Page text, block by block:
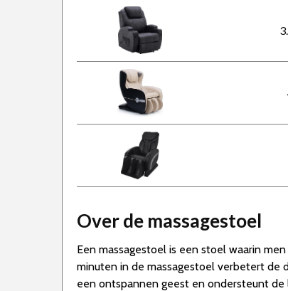
Over de massagestoel
Een massagestoel is een stoel waarin
minuten in de massagestoel verbetert de
een ontspannen geest en ondersteunt de